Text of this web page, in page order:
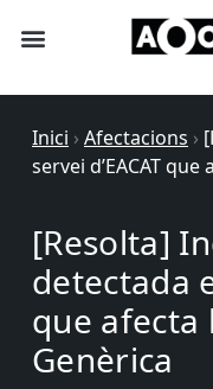
Inici › Afectacions ›
servei d’EACAT
[Resolta]
detectada
que afecta
Genèrica